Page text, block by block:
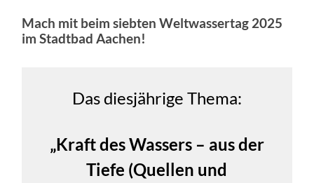
Mach mit beim siebten Weltwassertag 2025
im Stadtbad Aachen!
Das diesjährige Thema:
„Kraft des Wassers – aus der
Tiefe (Quellen und